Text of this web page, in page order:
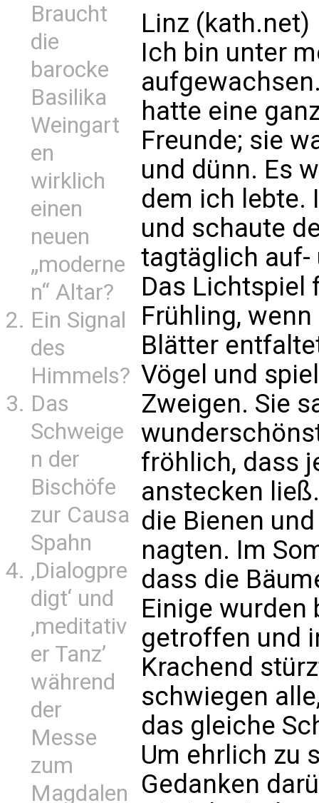
Braucht
die
barocke
Basilika
Weingart
en
wirklich
einen
neuen
„moderne
n“ Altar?
Ein Signal
des
Himmels?
Das
Schweige
n der
Bischöfe
zur Causa
Spahn
‚Dialogpre
digt‘ und
‚meditativ
er Tanz’
während
der
Messe
zum
Magdalen
Linz (kath.net)
Ich bin unter
hatte eine
Freunde; sie
und dünn. Es
dem ich lebte.
und schaute
tagtäglich auf-
Das Lichtspiel
Frühling,
Blätter
Vögel und
Zweigen. Sie
fröhlich, dass
anstecken
die Bienen
nagten. Im
dass die
Einige wurden
getroffen und
Krachend
schwiegen
das gleiche
Um ehrlich zu
Gedanken